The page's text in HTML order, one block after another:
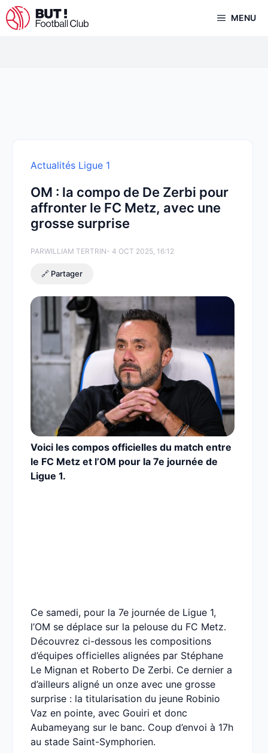
Aller
au
MENU
Actualités Ligue 1
OM : la compo de De Zerbi pour
affronter le FC Metz, avec une
grosse surprise
PARWILLIAM TERTRIN- 4 OCT 2025, 16:12
🔗 Partager
Voici les compos officielles du match entre
le FC Metz et l’OM pour la 7e journée de
Ligue 1.
Ce samedi, pour la 7e journée de Ligue 1,
l’OM se déplace sur la pelouse du FC Metz.
Découvrez ci-dessous les compositions
d’équipes officielles alignées par Stéphane
Le Mignan et Roberto De Zerbi. Ce dernier a
d’ailleurs aligné un onze avec une grosse
surprise : la titularisation du jeune Robinio
Vaz en pointe, avec Gouiri et donc
Aubameyang sur le banc. Coup d’envoi à 17h
au stade Saint-Symphorien.